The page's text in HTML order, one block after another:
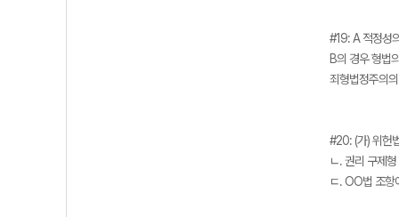
#19: A 적정성
B의 경우 형법
죄형법정주의
#20: (가) 위헌
ㄴ. 권리 구제
ㄷ. OO법 조항